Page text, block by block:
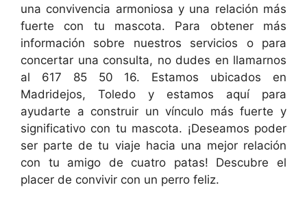
una convivencia armoniosa y una relación más
fuerte con tu mascota. Para obtener más
información sobre nuestros servicios o para
concertar una consulta, no dudes en llamarnos
al 617 85 50 16. Estamos ubicados en
Madridejos, Toledo y estamos aquí para
ayudarte a construir un vínculo más fuerte y
significativo con tu mascota. ¡Deseamos poder
ser parte de tu viaje hacia una mejor relación
con tu amigo de cuatro patas! Descubre el
placer de convivir con un perro feliz.